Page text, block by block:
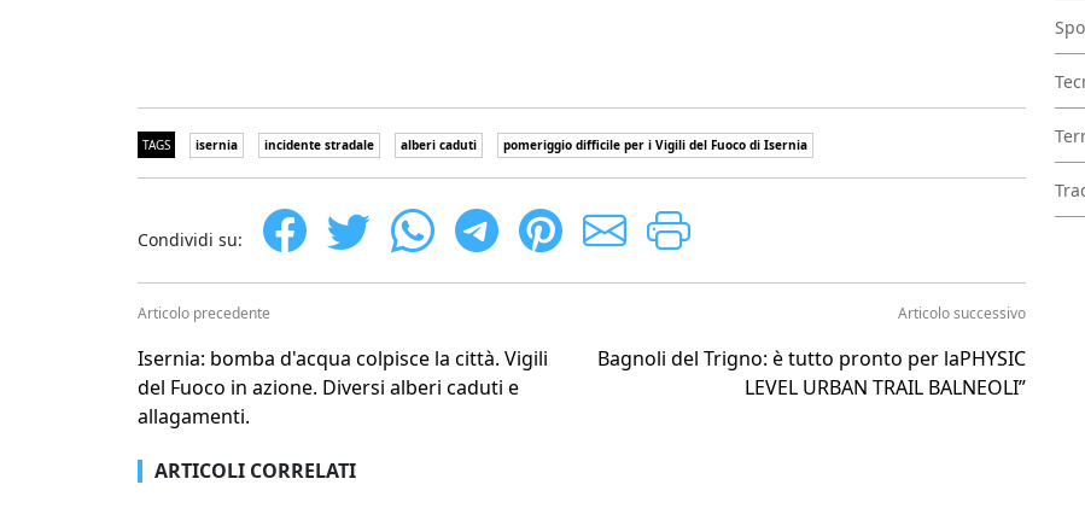
TAGS isernia incidente stradale alberi caduti pomeriggio difficile per i Vigili del Fuoco di Isernia
Condividi su:
Articolo precedente
Isernia: bomba d'acqua colpisce la città. Vigili
del Fuoco in azione. Diversi alberi caduti e
allagamenti.
Articolo successivo
Bagnoli del Trigno: è tutto pronto per laPHYSIC
LEVEL URBAN TRAIL BALNEOLI”
ARTICOLI CORRELATI